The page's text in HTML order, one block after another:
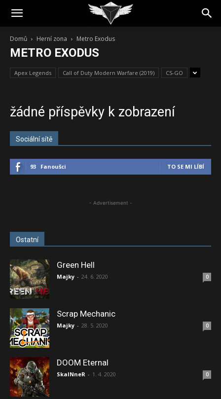
Domů Herní zona Metro Exodus
METRO EXODUS
Apex Legends Call of Duty Modern Warfare (2019) CS-GO
žádné příspěvky k zobrazení
Sociální sítě
93 Fanoušci TO SE MI LÍBÍ
- Advertisement -
Ostatní
Green Hell
Majky - 24. 6. 2020 0
Scrap Mechanic
Majky - 28. 5. 2020 0
DOOM Eternal
SkaINneR - 1. 4. 2020 0